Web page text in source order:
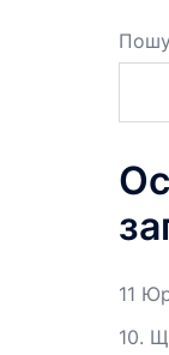
11
10.